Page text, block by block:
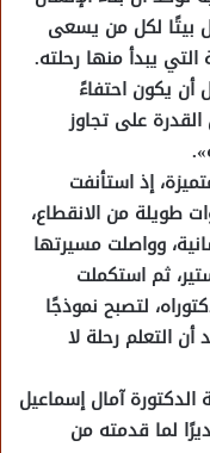
بيتًا لكل من يسعى
يبدأ منها رحلته.
أن يكون احتفاءً
القدرة على تجاوز
إذ استأنفت
طويلة من الانقطاع،
وواصلت مسيرتها
ثم استكملت
لتصبح نموذجًا
التعلم رحلة لا
آمال إسماعيل
لما قدمته من